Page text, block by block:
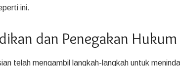
ini.
dan Penegakan
telah mengambil langkah-langkah untuk